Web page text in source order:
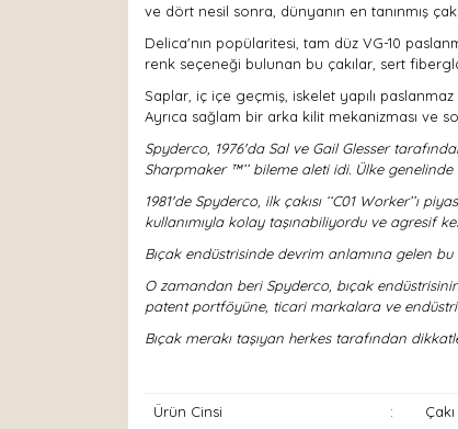
ve dört nesil sonra, dünyanın en tanınmış
Delica'nın popülaritesi, tam düz VG-10
renk seçeneği bulunan bu çakılar, sert
Saplar, iç içe geçmiş, iskelet yapılı
Ayrıca sağlam bir arka kilit mekanizması ve
Spyderco, 1976'da Sal ve Gail Glesser
Sharpmaker ™’’ bileme aleti idi. Ülke
1981'de Spyderco, ilk çakısı ‘‘C01
kullanımıyla kolay taşınabiliyordu ve agresif
Bıçak endüstrisinde devrim anlamına gelen
O zamandan beri Spyderco, bıçak
patent portföyüne, ticari markalara ve
Bıçak merakı taşıyan herkes tarafından
Ürün Cinsi : Çakı